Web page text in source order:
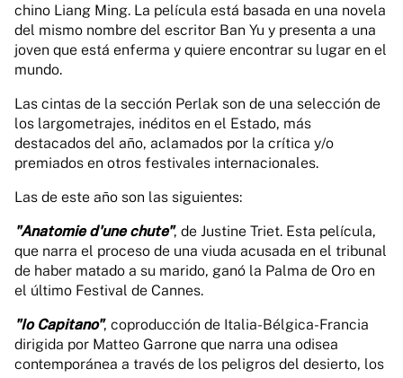
chino Liang Ming. La película está basada en una novela
del mismo nombre del escritor Ban Yu y presenta a una
joven que está enferma y quiere encontrar su lugar en el
mundo.
Las cintas de la sección Perlak son de una selección de
los largometrajes, inéditos en el Estado, más
destacados del año, aclamados por la crítica y/o
premiados en otros festivales internacionales.
Las de este año son las siguientes:
"Anatomie d'une chute", de Justine Triet. Esta película,
que narra el proceso de una viuda acusada en el tribunal
de haber matado a su marido, ganó la Palma de Oro en
el último Festival de Cannes.
"Io Capitano", coproducción de Italia-Bélgica-Francia
dirigida por Matteo Garrone que narra una odisea
contemporánea a través de los peligros del desierto, los